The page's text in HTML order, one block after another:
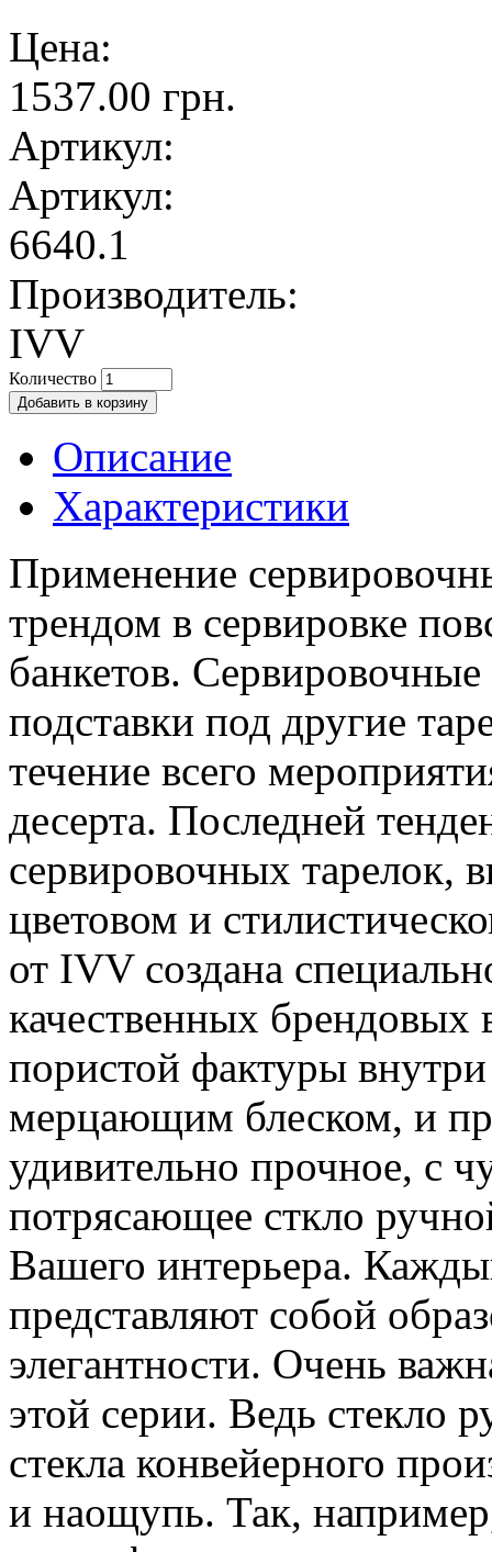
Цена:
1537.00 грн.
Артикул:
Артикул:
6640.1
Производитель:
IVV
Количество
Описание
Характеристики
Применение
трендом в сервировке
банкетов.
подставки под другие
течение всего
десерта. Последней
сервировочных тарелок,
цветовом и
от IVV создана
качественных
пористой фактуры внутри
мерцающим блеском, и
удивительно прочное, с
потрясающее сткло
Вашего интерьера.
представляют собой
элегантности. Очень
этой серии. Ведь стекло
стекла конвейерного
и наощупь. Так,